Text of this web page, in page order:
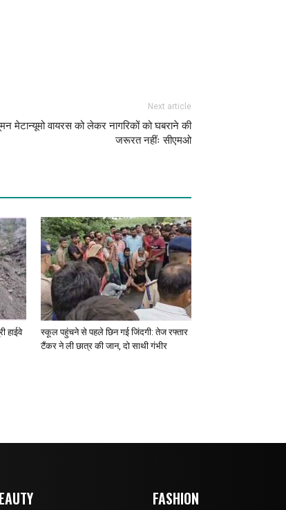
Next article
मेटान्यूमो वायरस को लेकर नागरिकों को घबराने की
जरूरत नहींः सीएमओ
हाईवे
स्कूल पहुंचने से पहले छिन गई जिंदगी: तेज रफ्तार
टैंकर ने ली छात्र की जान, दो साथी गंभीर
FASHION